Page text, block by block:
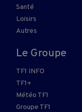
Santé
Loisirs
Autres
Le Groupe
TF1 INFO
TF1+
Météo TF1
Groupe TF1